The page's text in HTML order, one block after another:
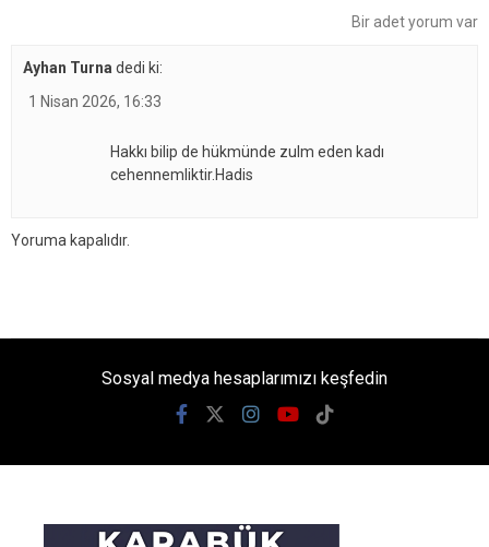
Bir adet yorum var
Ayhan Turna dedi ki:
1 Nisan 2026, 16:33
Hakkı bilip de hükmünde zulm eden kadı
cehennemliktir.Hadis
Yoruma kapalıdır.
Sosyal medya hesaplarımızı keşfedin